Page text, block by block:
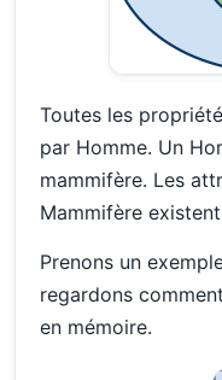
Toutes les
par Homme. Un
mammifère. Les
Mammifère
Prenons un
regardons
en mémoire.